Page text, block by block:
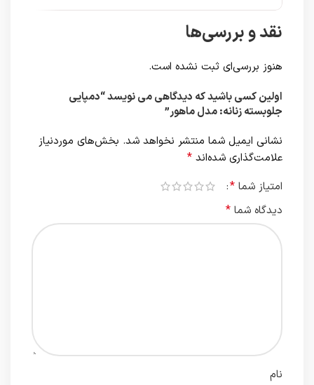
نقد و بررسی‌ها
هنوز بررسی‌ای ثبت نشده است.
اولین کسی باشید که دیدگاهی می نویسد “دمپایی
جلوبسته زنانه: مدل ماهور”
نشانی ایمیل شما منتشر نخواهد شد. بخش‌های موردنیاز
علامت‌گذاری شده‌اند *
امتیاز شما *
دیدگاه شما *
نام